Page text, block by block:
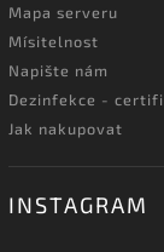
Mapa serveru
Mísitelnost
Napište nám
Dezinfekce -
Jak nakupovat
INSTAGRAM